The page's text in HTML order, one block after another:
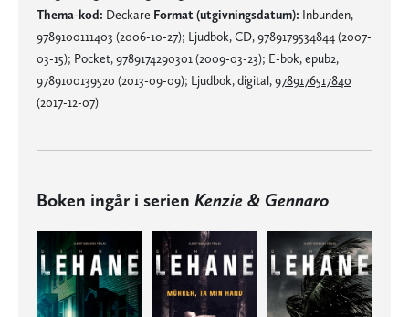
Thema-kod: Deckare Format (utgivningsdatum): Inbunden,
9789100111403 (2006-10-27); Ljudbok, CD, 9789179534844 (2007-
03-15); Pocket, 9789174290301 (2009-03-23); E-bok, epub2,
9789100139520 (2013-09-09); Ljudbok, digital,9789176517840
(2017-12-07)
Boken ingår i serien Kenzie & Gennaro